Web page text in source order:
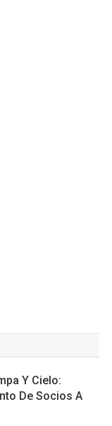
Y Cielo:
De Socios A